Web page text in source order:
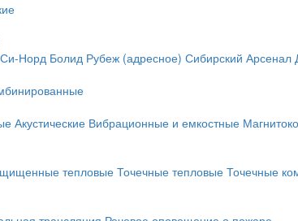
Си-Норд Болид Рубеж (адресное) Сибирский Арсенал
Акустические Вибрационные и емкостные
тепловые Точечные тепловые Точечные